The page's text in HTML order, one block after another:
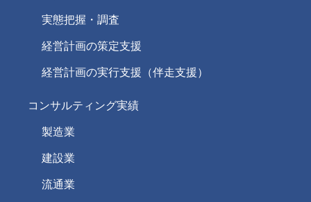
実態把握・調査
経営計画の策定支援
経営計画の実行支援（伴走支援）
コンサルティング実績
製造業
建設業
流通業